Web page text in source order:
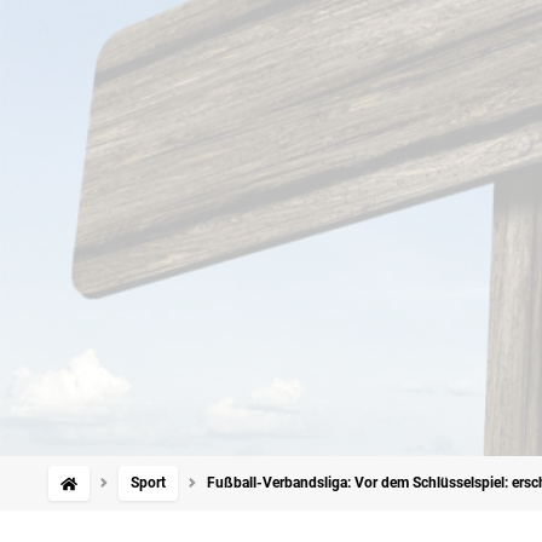
Sport Fußball-Verbandsliga: Vor dem Schlüsselspiel: